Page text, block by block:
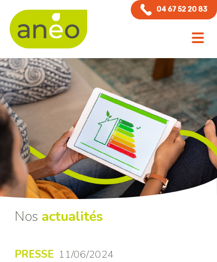
04 67 52 20 83
Nos actualités
PRESSE 11/06/2024